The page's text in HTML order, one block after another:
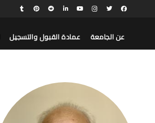
عن الجامعة عمادة القبول والتسجيل